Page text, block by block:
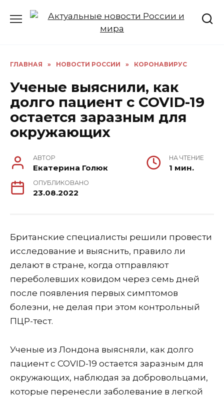
ГЛАВНАЯ » НОВОСТИ РОССИИ » КОРОНАВИРУС
Ученые выяснили, как
долго пациент с COVID-19
остается заразным для
окружающих
АВТОР
Екатерина Голюк
НА ЧТЕНИЕ
1 мин.
ОПУБЛИКОВАНО
23.08.2022
Британские специалисты решили провести
исследование и выяснить, правило ли
делают в стране, когда отправляют
переболевших ковидом через семь дней
после появления первых симптомов
болезни, не делая при этом контрольный
ПЦР-тест.
Ученые из Лондона выясняли, как долго
пациент с COVID-19 остается заразным для
окружающих, наблюдая за добровольцами,
которые перенесли заболевание в легкой